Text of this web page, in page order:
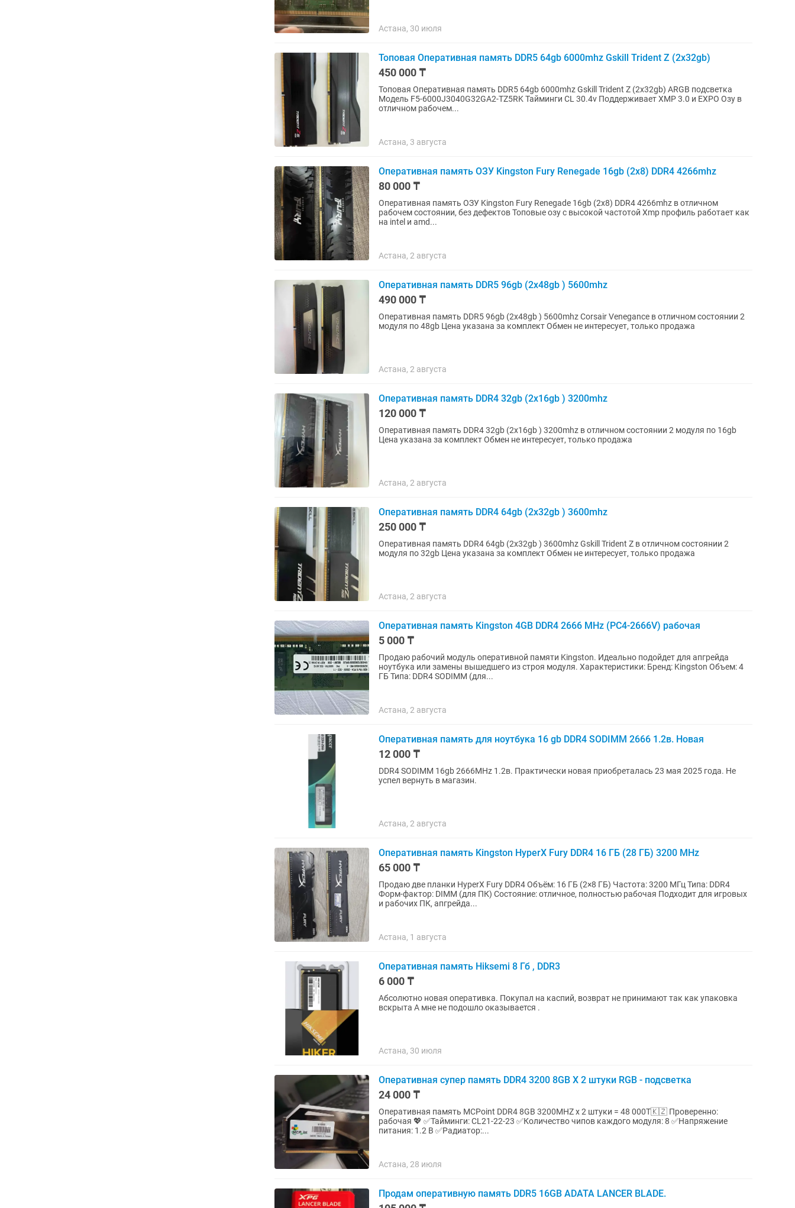
Астана, 30 июля
Топовая Оперативная память DDR5 64gb 6000mhz Gskill Trident Z (2х32gb)
450 000 ₸
Топовая Оперативная память DDR5 64gb 6000mhz Gskill Trident Z (2х32gb) ARGB подсветка
Модель F5-6000J3040G32GA2-TZ5RK Тайминги CL 30.4v Поддерживает XMP 3.0 и EXPO Озу в
отличном рабочем...
Астана, 3 августа
Оперативная память ОЗУ Kingston Fury Renegade 16gb (2x8) DDR4 4266mhz
80 000 ₸
Оперативная память ОЗУ Kingston Fury Renegade 16gb (2x8) DDR4 4266mhz в отличном
рабочем состоянии, без дефектов Топовые озу с высокой частотой Xmp профиль работает как
на intel и amd...
Астана, 2 августа
Оперативная память DDR5 96gb (2x48gb ) 5600mhz
490 000 ₸
Оперативная память DDR5 96gb (2x48gb ) 5600mhz Corsair Venegance в отличном состоянии 2
модуля по 48gb Цена указана за комплект Обмен не интересует, только продажа
Астана, 2 августа
Оперативная память DDR4 32gb (2x16gb ) 3200mhz
120 000 ₸
Оперативная память DDR4 32gb (2x16gb ) 3200mhz в отличном состоянии 2 модуля по 16gb
Цена указана за комплект Обмен не интересует, только продажа
Астана, 2 августа
Оперативная память DDR4 64gb (2x32gb ) 3600mhz
250 000 ₸
Оперативная память DDR4 64gb (2x32gb ) 3600mhz Gskill Trident Z в отличном состоянии 2
модуля по 32gb Цена указана за комплект Обмен не интересует, только продажа
Астана, 2 августа
Оперативная память Kingston 4GB DDR4 2666 MHz (PC4-2666V) рабочая
5 000 ₸
Продаю рабочий модуль оперативной памяти Kingston. Идеально подойдет для апгрейда
ноутбука или замены вышедшего из строя модуля. Характеристики: Бренд: Kingston Объем: 4
ГБ Типа: DDR4 SODIMM (для...
Астана, 2 августа
Оперативная память для ноутбука 16 gb DDR4 SODIMM 2666 1.2в. Новая
12 000 ₸
DDR4 SODIMM 16gb 2666MHz 1.2в. Практически новая приобреталась 23 мая 2025 года. Не
успел вернуть в магазин.
Астана, 2 августа
Оперативная память Kingston HyperX Fury DDR4 16 ГБ (28 ГБ) 3200 MHz
65 000 ₸
Продаю две планки HyperX Fury DDR4 Объём: 16 ГБ (2×8 ГБ) Частота: 3200 МГц Типа: DDR4
Форм-фактор: DIMM (для ПК) Состояние: отличное, полностью рабочая Подходит для игровых
и рабочих ПК, апгрейда...
Астана, 1 августа
Оперативная память Hiksemi 8 Гб , DDR3
6 000 ₸
Абсолютно новая оперативка. Покупал на каспий, возврат не принимают так как упаковка
вскрыта А мне не подошло оказывается .
Астана, 30 июля
Оперативная супер память DDR4 3200 8GB X 2 штуки RGB - подсветка
24 000 ₸
Оперативная память MCPoint DDR4 8GB 3200MHZ х 2 штуки = 48 000Т🇰🇿 Проверенно:
рабочая 💖 ✅️Тайминги: CL21-22-23 ✅️Количество чипов каждого модуля: 8 ✅️Напряжение
питания: 1.2 В ✅️Радиатор:...
Астана, 28 июля
Продам оперативную память DDR5 16GB ADATA LANCER BLADE.